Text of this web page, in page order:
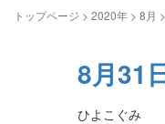
トップページ > 2020年 > 8月 >
8月31
ひよこぐみ